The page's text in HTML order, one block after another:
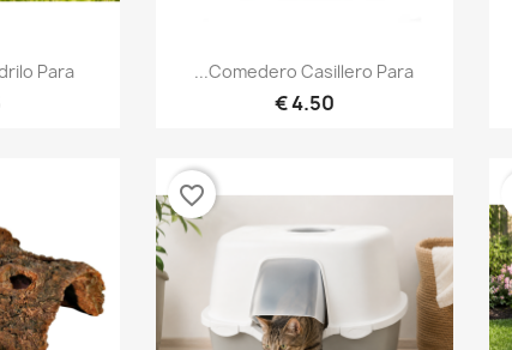
نظرة سريعة
Comedero Casillero Para...
4.50 €
Para...
favorite_border